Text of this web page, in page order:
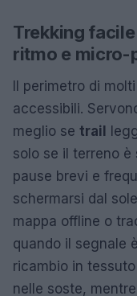
Trekking
ritmo e micro-
Il perimetro di
accessibili.
meglio se trail
solo se il terreno è
pause brevi e
schermarsi dal
mappa offline o
quando il segnale
ricambio in
nelle soste,